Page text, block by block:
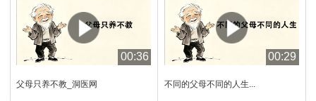
00:36
父母只养不教_洞医网
00:29
不同的父母不同的人生...